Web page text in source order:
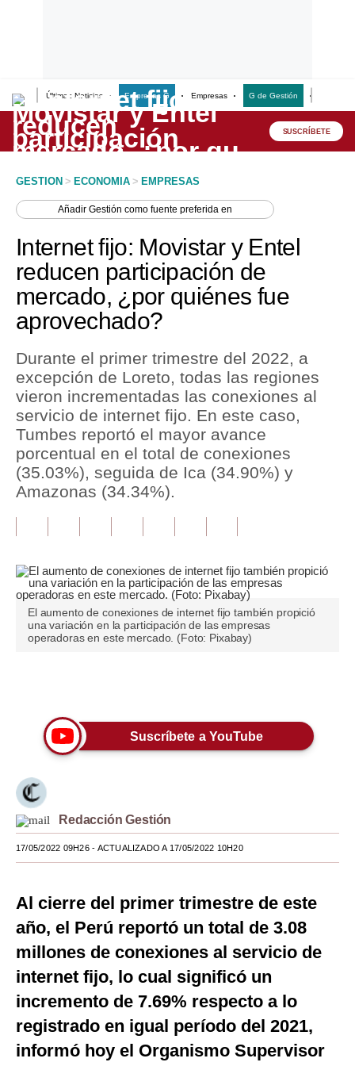
Últimas Noticias Empresas G Empresas G de Gestión
Lo último
Peru Quiosco
Economía
Mercados
Perú
Política
Tu Dinero
Finanzas Personales
Inmobiliarias
Plus G
Pregunta de hoy
Blogs
Tendencias
Moda
Mundo
México
Internacional
Tecnología
Club del Suscriptor
G de Gestión
SUSCRÍBETE
GESTION > ECONOMIA > EMPRESAS
AñadirGestión como fuente preferida en
Internet fijo: Movistar y Entel
reducen participación de
mercado, ¿por quiénes fue
aprovechado?
Durante el primer trimestre del 2022, a
excepción de Loreto, todas las regiones
vieron incrementadas las conexiones al
servicio de internet fijo. En este caso,
Tumbes reportó el mayor avance
porcentual en el total de conexiones
(35.03%), seguida de Ica (34.90%) y
Amazonas (34.34%).
El aumento de conexiones de internet fijo también propició
una variación en la participación de las empresas
operadoras en este mercado. (Foto: Pixabay)
Suscríbete a YouTube
Redacción Gestión
17/05/2022 09H26- ACTUALIZADO A 17/05/2022 10H20
Al cierre del primer trimestre de este
año, el Perú reportó un total de 3.08
millones de conexiones al servicio de
internet fijo, lo cual significó un
incremento de 7.69% respecto a lo
registrado en igual período del 2021,
informó hoy el Organismo Supervisor